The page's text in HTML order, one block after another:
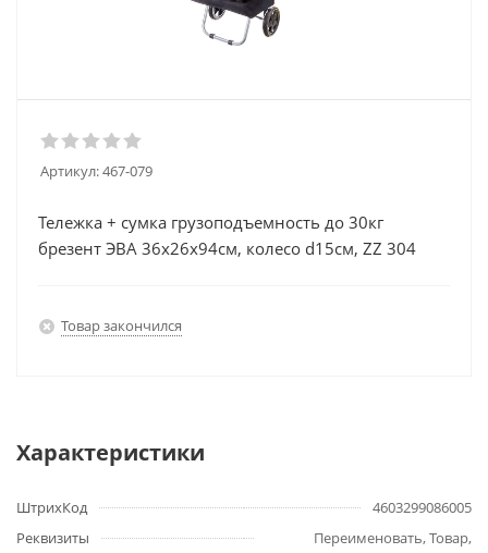
Артикул:467-079
Тележка + сумка грузоподъемность до 30кг
брезент ЭВА 36х26х94см, колесо d15см, ZZ 304
Товар закончился
Характеристики
ШтрихКод
4603299086005
Реквизиты
Переименовать, Товар,